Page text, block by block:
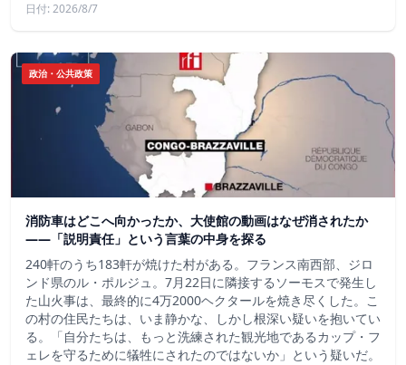
日付: 2026/8/7
政治・公共政策
消防車はどこへ向かったか、大使館の動画はなぜ消されたか
——「説明責任」という言葉の中身を探る
240軒のうち183軒が焼けた村がある。フランス南西部、ジロ
ンド県のル・ポルジュ。7月22日に隣接するソーモスで発生し
た山火事は、最終的に4万2000ヘクタールを焼き尽くした。こ
の村の住民たちは、いま静かな、しかし根深い疑いを抱いてい
る。「自分たちは、もっと洗練された観光地であるカップ・フ
ェレを守るために犠牲にされたのではないか」という疑いだ。